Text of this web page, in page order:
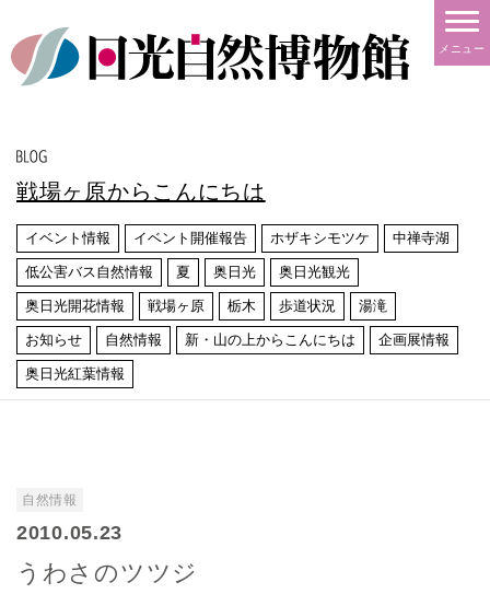
メニュー
戦場ヶ原からこんにちは
イベント情報 イベント開催報告 ホザキシモツケ 中禅寺湖
低公害バス自然情報 夏 奥日光 奥日光観光
奥日光開花情報 戦場ヶ原 栃木 歩道状況 湯滝
お知らせ 自然情報 新・山の上からこんにちは 企画展情報
奥日光紅葉情報
自然情報
2010.05.23
うわさのツツジ